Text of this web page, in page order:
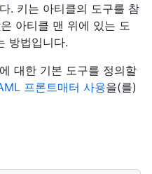
. 키는 아티클의 도구를 참
아티클 맨 위에 있는 도
방법입니다.
대한 기본 도구를 정의할
프론트매터 사용을(를)